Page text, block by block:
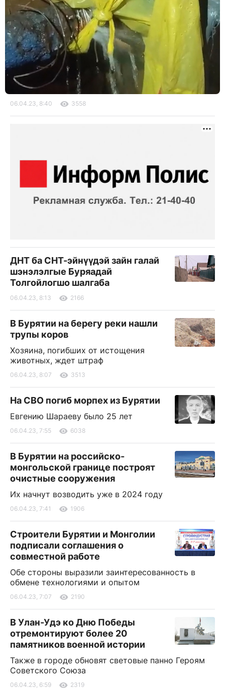
06.04.23, 8:40 3558
ДНТ ба СНТ-эйнүүдэй зайн галай
шэнэлэлгые Буряадай
Толгойлогшо шалгаба
06.04.23, 8:13 2166
В Бурятии на берегу реки нашли
трупы коров
Хозяина, погибших от истощения
животных, ждет штраф
06.04.23, 8:07 3513
На СВО погиб морпех из Бурятии
Евгению Шараеву было 25 лет
06.04.23, 7:55 6038
В Бурятии на российско-
монгольской границе построят
очистные сооружения
Их начнут возводить уже в 2024 году
06.04.23, 7:41 1906
Строители Бурятии и Монголии
подписали соглашения о
совместной работе
Обе стороны выразили заинтересованность в
обмене технологиями и опытом
06.04.23, 7:07 2190
В Улан-Удэ ко Дню Победы
отремонтируют более 20
памятников военной истории
Также в городе обновят световые панно Героям
Советского Союза
06.04.23, 6:59 2319